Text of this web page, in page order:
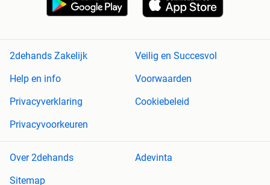
2dehands Zakelijk
Veilig en Succesvol
Help en info
Voorwaarden
Privacyverklaring
Cookiebeleid
Privacyvoorkeuren
Over 2dehands
Adevinta
Sitemap